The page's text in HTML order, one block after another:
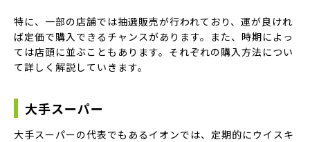
特に、一部の店舗では抽選販売が行われており、運が良けれ
ば定価で購入できるチャンスがあります。また、時期によっ
ては店頭に並ぶこともあります。それぞれの購入方法につい
て詳しく解説していきます。
大手スーパー
大手スーパーの代表でもあるイオンでは、定期的にウイスキ